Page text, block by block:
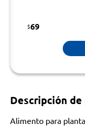
$69
Descripción
Alimento para